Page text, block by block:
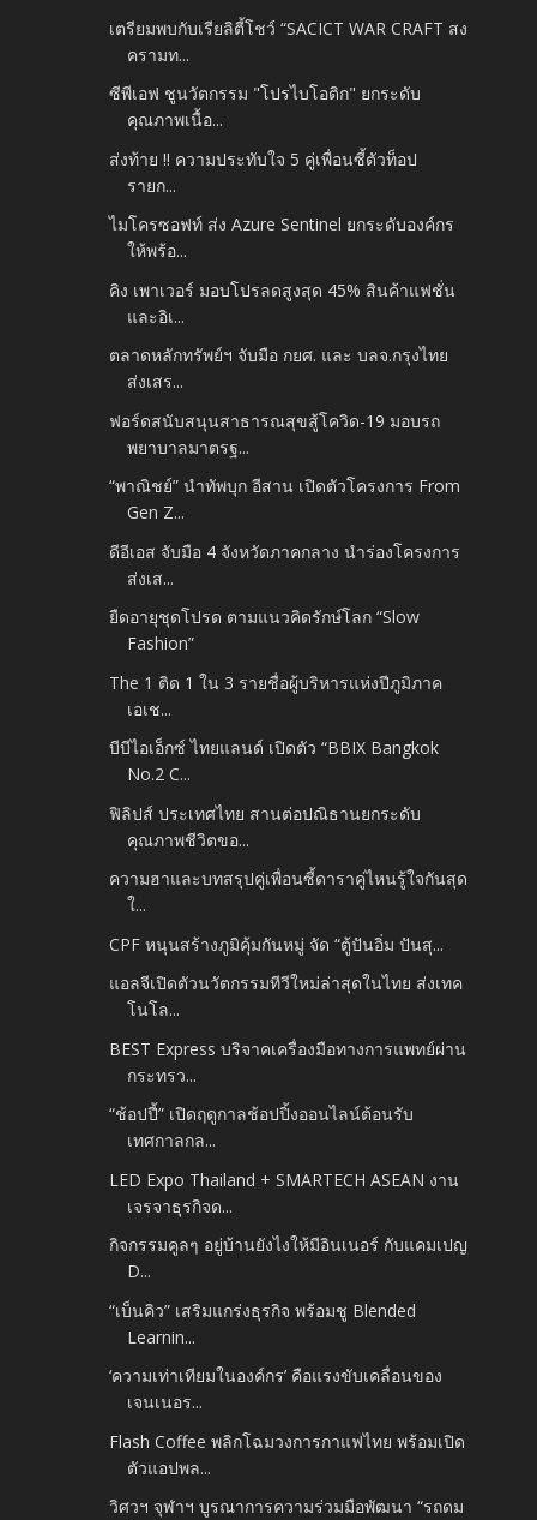
เตรียมพบกับเรียลิตี้โชว์ “SACICT WAR CRAFT สง
ครามท...
ซีพีเอฟ ชูนวัตกรรม "โปรไบโอติก" ยกระดับ
คุณภาพเนื้อ...
ส่งท้าย !! ความประทับใจ 5 คู่เพื่อนซี้ตัวท็อป
รายก...
ไมโครซอฟท์ ส่ง Azure Sentinel ยกระดับองค์กร
ให้พร้อ...
คิง เพาเวอร์ มอบโปรลดสูงสุด 45% สินค้าแฟชั่น
และอิเ...
ตลาดหลักทรัพย์ฯ จับมือ กยศ. และ บลจ.กรุงไทย
ส่งเสร...
ฟอร์ดสนับสนุนสาธารณสุขสู้โควิด-19 มอบรถ
พยาบาลมาตรฐ...
“พาณิชย์” นำทัพบุก อีสาน เปิดตัวโครงการ From
Gen Z...
ดีอีเอส จับมือ 4 จังหวัดภาคกลาง นำร่องโครงการ
ส่งเส...
ยืดอายุชุดโปรด ตามแนวคิดรักษ์โลก “Slow
Fashion”
The 1 ติด 1 ใน 3 รายชื่อผู้บริหารแห่งปีภูมิภาค
เอเช...
บีบีไอเอ็กซ์ ไทยแลนด์ เปิดตัว “BBIX Bangkok
No.2 C...
ฟิลิปส์ ประเทศไทย สานต่อปณิธานยกระดับ
คุณภาพชีวิตขอ...
ความฮาและบทสรุปคู่เพื่อนซี้ดาราคู่ไหนรู้ใจกันสุด
ใ...
CPF หนุนสร้างภูมิคุ้มกันหมู่ จัด “ตู้ปันอิ่ม ปันสุ...
แอลจีเปิดตัวนวัตกรรมทีวีใหม่ล่าสุดในไทย ส่งเทค
โนโล...
BEST Express บริจาคเครื่องมือทางการแพทย์ผ่าน
กระทรว...
“ช้อปปี้” เปิดฤดูกาลช้อปปิ้งออนไลน์ต้อนรับ
เทศกาลกล...
LED Expo Thailand + SMARTECH ASEAN งาน
เจรจาธุรกิจด...
กิจกรรมคูลๆ อยู่บ้านยังไงให้มีอินเนอร์ กับแคมเปญ
D...
“เบ็นคิว” เสริมแกร่งธุรกิจ พร้อมชู Blended
Learnin...
‘ความเท่าเทียมในองค์กร’ คือแรงขับเคลื่อนของ
เจนเนอร...
Flash Coffee พลิกโฉมวงการกาแฟไทย พร้อมเปิด
ตัวแอปพล...
วิศวฯ จุฬาฯ บูรณาการความร่วมมือพัฒนา “รถดม